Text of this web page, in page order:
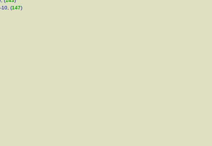
10, (147)